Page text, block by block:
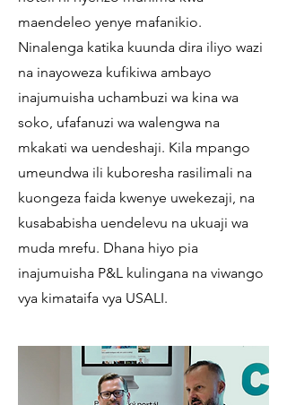
maendeleo yenye mafanikio.
Ninalenga katika kuunda dira iliyo wazi
na inayoweza kufikiwa ambayo
inajumuisha uchambuzi wa kina wa
soko, ufafanuzi wa walengwa na
mkakati wa uendeshaji. Kila mpango
umeundwa ili kuboresha rasilimali na
kuongeza faida kwenye uwekezaji, na
kusababisha uendelevu na ukuaji wa
muda mrefu. Dhana hiyo pia
inajumuisha P&L kulingana na viwango
vya kimataifa vya USALI.